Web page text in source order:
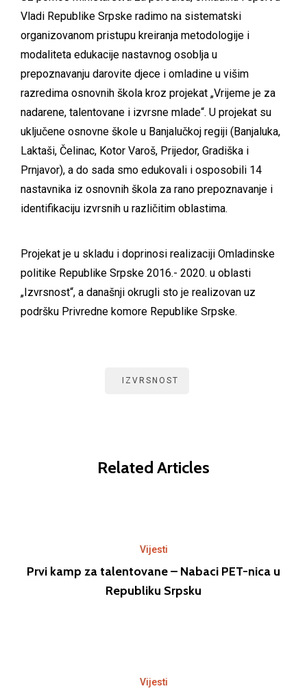
Vladi Republike Srpske radimo na sistematski
organizovanom pristupu kreiranja metodologije i
modaliteta edukacije nastavnog osoblja u
prepoznavanju darovite djece i omladine u višim
razredima osnovnih škola kroz projekat „Vrijeme je za
nadarene, talentovane i izvrsne mlade“. U projekat su
uključene osnovne škole u Banjalučkoj regiji (Banjaluka,
Laktaši, Čelinac, Kotor Varoš, Prijedor, Gradiška i
Prnjavor), a do sada smo edukovali i osposobili 14
nastavnika iz osnovnih škola za rano prepoznavanje i
identifikaciju izvrsnih u različitim oblastima.
Projekat je u skladu i doprinosi realizaciji Omladinske
politike Republike Srpske 2016.- 2020. u oblasti
„Izvrsnost“, a današnji okrugli sto je realizovan uz
podršku Privredne komore Republike Srpske.
IZVRSNOST
Related Articles
Vijesti
Prvi kamp za talentovane – Nabaci PET-nica u
Republiku Srpsku
Vijesti